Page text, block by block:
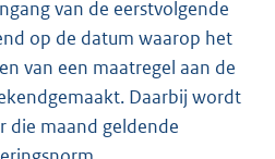
van de eerstvolgende
op de datum waarop het
van een maatregel aan de
Daarbij wordt
die maand geldende